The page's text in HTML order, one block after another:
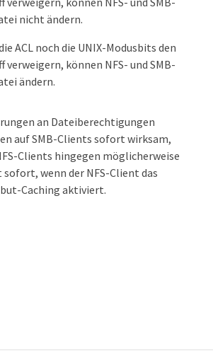
nicht ändern.
ACL noch die UNIX-Modusbits den
verweigern, können NFS- und SMB-
ändern.
an Dateiberechtigungen
auf SMB-Clients sofort wirksam,
Clients hingegen möglicherweise
sofort, wenn der NFS-Client das
Caching aktiviert.